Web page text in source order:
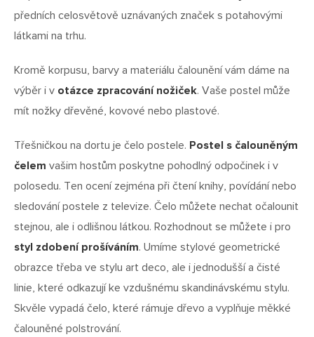
předních celosvětově uznávaných značek s potahovými
látkami na trhu.
Kromě korpusu, barvy a materiálu čalounění vám dáme na
výběr i v otázce zpracování nožiček. Vaše postel může
mít nožky dřevěné, kovové nebo plastové.
Třešničkou na dortu je čelo postele. Postel s čalouněným
čelem vašim hostům poskytne pohodlný odpočinek i v
polosedu. Ten ocení zejména při čtení knihy, povídání nebo
sledování postele z televize. Čelo můžete nechat očalounit
stejnou, ale i odlišnou látkou. Rozhodnout se můžete i pro
styl zdobení prošíváním. Umíme stylové geometrické
obrazce třeba ve stylu art deco, ale i jednodušší a čisté
linie, které odkazují ke vzdušnému skandinávskému stylu.
Skvěle vypadá čelo, které rámuje dřevo a vyplňuje měkké
čalouněné polstrování.